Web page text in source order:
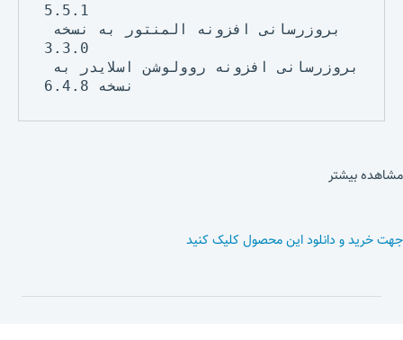
5.5.1
3.3.0
مشاهده بیشتر
جهت خرید و دانلود این محصول کلیک کنید